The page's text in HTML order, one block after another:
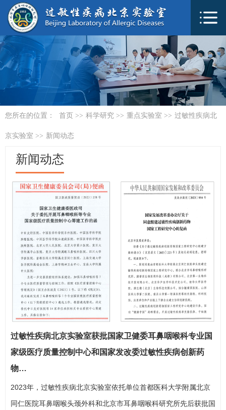
您所在的位置： 首页 >> 科学研究 >> 重点实验室 >> 过敏性疾病北
京实验室 >> 新闻动态
新闻动态
过敏性疾病北京实验室获批国家卫健委耳鼻咽喉科专业国
家级医疗质量控制中心和国家发改委过敏性疾病创新药
物…
2023年，过敏性疾病北京实验室依托单位首都医科大学附属北京
同仁医院耳鼻咽喉头颈外科和北京市耳鼻咽喉科研究所先后获批国